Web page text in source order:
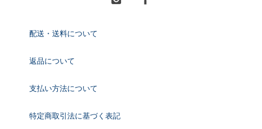
配送・送料について
返品について
支払い方法について
特定商取引法に基づく表記